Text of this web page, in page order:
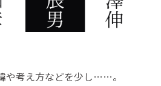
や考え方などを少し……。